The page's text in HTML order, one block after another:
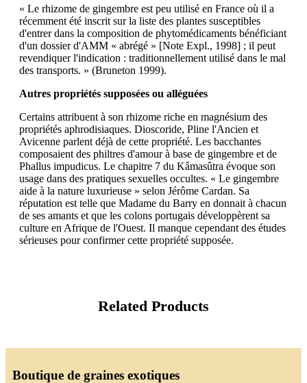
« Le rhizome de gingembre est peu utilisé en France où il a
récemment été inscrit sur la liste des plantes susceptibles
d'entrer dans la composition de phytomédicaments bénéficiant
d'un dossier d'AMM « abrégé » [Note Expl., 1998] ; il peut
revendiquer l'indication : traditionnellement utilisé dans le mal
des transports. » (Bruneton 1999).
Autres propriétés supposées ou alléguées
Certains attribuent à son rhizome riche en magnésium des
propriétés aphrodisiaques. Dioscoride, Pline l'Ancien et
Avicenne parlent déjà de cette propriété. Les bacchantes
composaient des philtres d'amour à base de gingembre et de
Phallus impudicus. Le chapitre 7 du Kâmasûtra évoque son
usage dans des pratiques sexuelles occultes. « Le gingembre
aide à la nature luxurieuse » selon Jérôme Cardan. Sa
réputation est telle que Madame du Barry en donnait à chacun
de ses amants et que les colons portugais développèrent sa
culture en Afrique de l'Ouest. Il manque cependant des études
sérieuses pour confirmer cette propriété supposée.
Related Products
Boutique de graines exotiques